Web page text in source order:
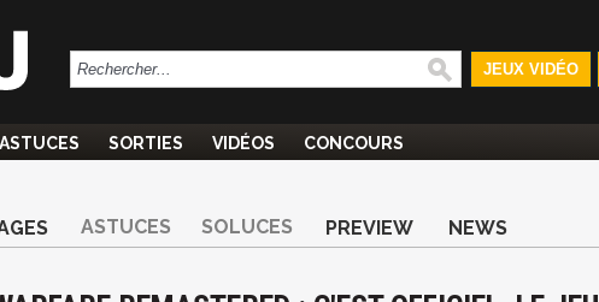
JEUX VIDÉO
ASTUCES SORTIES VIDÉOS CONCOURS
ASTUCES SOLUCES PREVIEW NEWS